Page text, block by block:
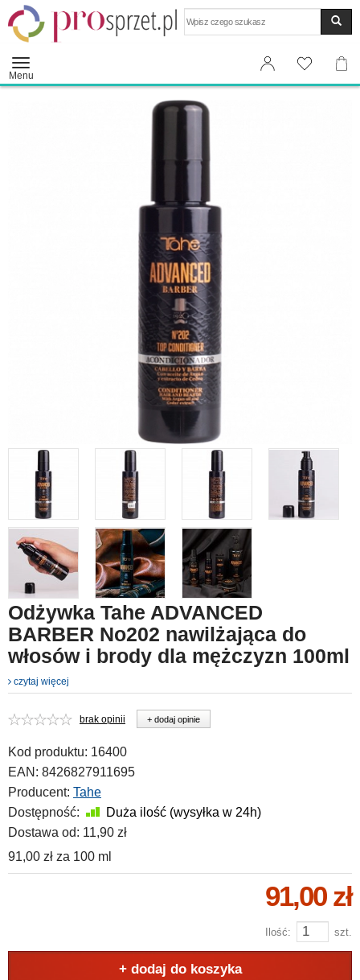
Menu
Odżywka Tahe ADVANCED
BARBER No202 nawilżająca do
włosów i brody dla mężczyzn 100ml
czytaj więcej
brak opinii + dodaj opinie
Kod produktu: 16400
EAN: 8426827911695
Producent: Tahe
Dostępność:
Duża ilość (wysyłka w 24h)
Dostawa od: 11,90 zł
91,00 zł za 100 ml
91,00 zł
Ilość: szt.
+ dodaj do koszyka